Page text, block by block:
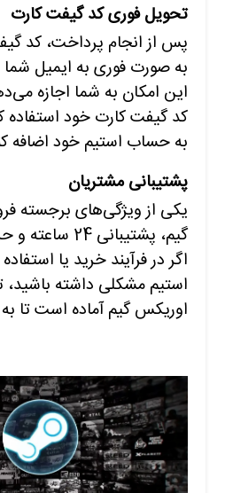
تحویل فوری کد گیفت کارت
پس از انجام پرداخت، کد
به صورت فوری به ایمیل
این امکان به شما اجازه
کد گیفت کارت خود استفاده
به حساب استیم خود اضافه
پشتیبانی مشتریان
یکی از ویژگی‌های برجسته
گیم، پشتیبانی
اگر در فرآیند خرید یا
استیم مشکلی داشته باشید،
اوریکس گیم آماده است تا